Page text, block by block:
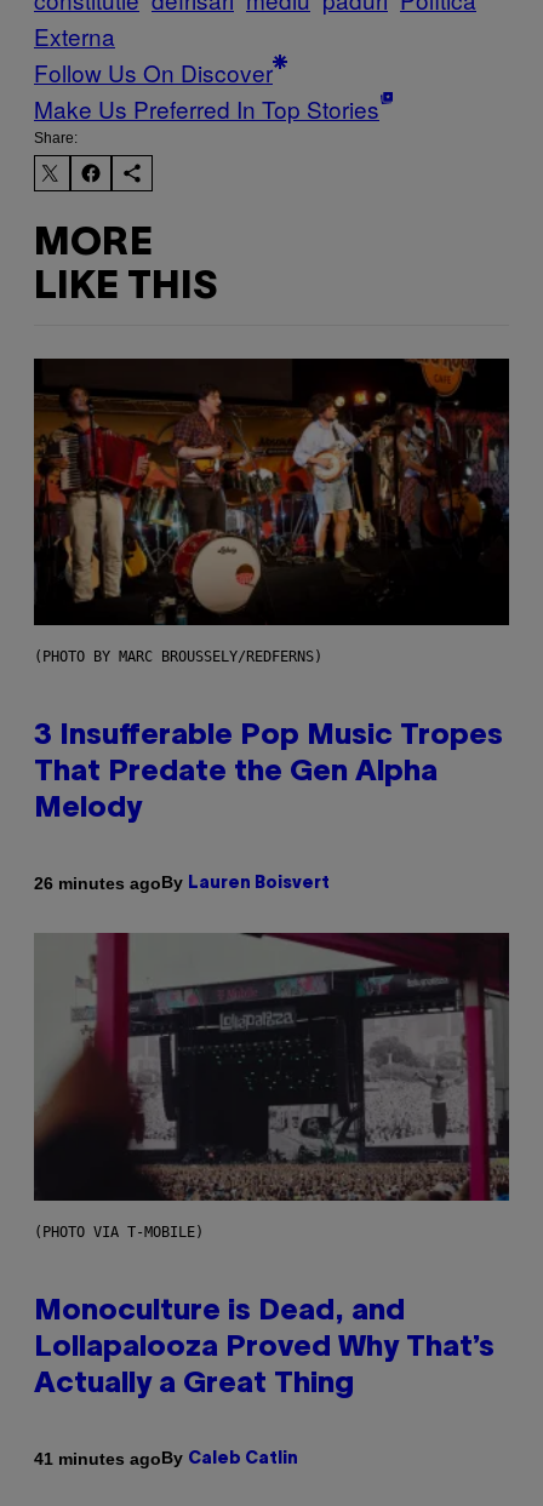
Externa
Follow Us On Discover
Make Us Preferred In Top Stories
Share:
MORE
LIKE THIS
(PHOTO BY MARC BROUSSELY/REDFERNS)
3 Insufferable Pop Music Tropes
That Predate the Gen Alpha
Melody
26 minutes agoBy Lauren Boisvert
(PHOTO VIA T-MOBILE)
Monoculture is Dead, and
Lollapalooza Proved Why That’s
Actually a Great Thing
41 minutes agoBy Caleb Catlin